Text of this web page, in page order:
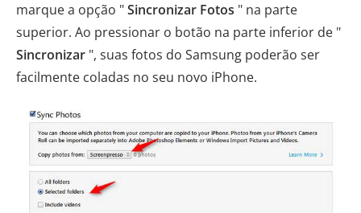
marque a opção "Sincronizar Fotos " na parte
superior. Ao pressionar o botão na parte inferior de "
Sincronizar ", suas fotos do Samsung poderão ser
facilmente coladas no seu novo iPhone.